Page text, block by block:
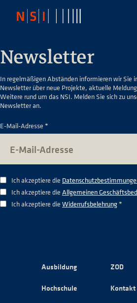
Newsletter
In regelmäßigen Abständen informieren wir Sie
Newsletter über neue Projekte, aktuelle
Weitere rund um das NSI. Melden Sie sich zu
Newsletter an.
E-Mail-Adresse *
Ich akzeptiere die
Ich akzeptiere die Allgemeinen
Ich akzeptiere die Widerrufsbelehrung*
Ausbildung
Hochschule
ZOD
Kontakt